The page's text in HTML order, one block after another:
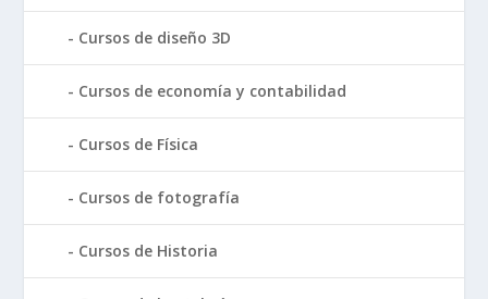
Cursos de diseño 3D
Cursos de economía y contabilidad
Cursos de Física
Cursos de fotografía
Cursos de Historia